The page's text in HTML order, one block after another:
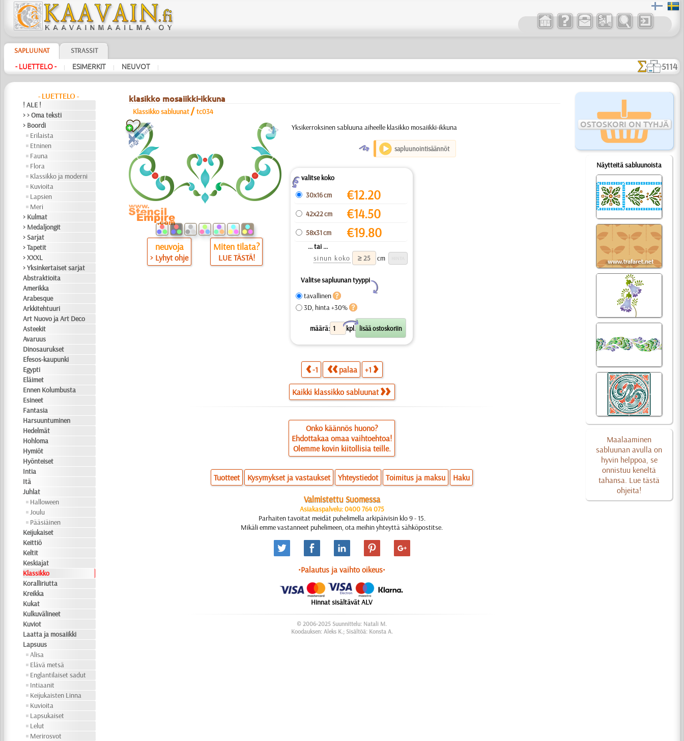
SAPLUUNAT STRASSIT
- LUETTELO - | ESIMERKIT | NEUVOT | 5114
- LUETTELO -
! ALE !
> > Oma teksti
> Boordi
Erilaista
Etninen
Fauna
Flora
Klassikko ja moderni
Kuvioita
Lapsien
Meri
> Kulmat
> Medaljongit
> Sarjat
> Tapetit
> XXXL
> Yksinkertaiset sarjat
Abstraktioita
Amerikka
Arabesque
Arkkitehtuuri
Art Nuovo ja Art Deco
Asteekit
Avaruus
Dinosaurukset
Efesos-kaupunki
Egypti
Eläimet
Ennen Kolumbusta
Esineet
Fantasia
Harsuuntuminen
Hedelmät
Hohloma
Hymiöt
Hyönteiset
Intia
Itä
Juhlat
Halloween
Joulu
Pääsiäinen
Keijukaiset
Keittiö
Keltit
Keskiajat
Klassikko
Koralliriutta
Kreikka
Kukat
Kulkuvälineet
Kuviot
Laatta ja mosaiikki
Lapsuus
Alisa
Elävä metsä
Englantilaiset sadut
Intiaanit
Keijukaisten Linna
Kuvioita
Lapsukaiset
Lelut
Merirosvot
OSTOSKORI ON TYHJÄ
Näytteitä sabluunoista
Maalaaminen
sabluunan avulla on
hyvin helppoa, se
onnistuu keneltä
tahansa. Lue tästä
ohjeita!
klasikko mosaiikki-ikkuna
Klassikko sabluunat /tc034
a
neuvoja
> Lyhyt ohje
Miten tilata?
LUE TÄSTÄ!
Yksikerroksinen sabluuna aiheelle klasikko mosaiikki-ikkuna
O sapluunointisäännöt
Zvalitse koko
30x16 cm
€12.20
42x22 cm €14.50
58x31 cm €19.80
... tai ...
sinun koko
cm
Valitse sapluunan tyyppi
Y
tavallinen
3D, hinta +30%
määrä: kpl.
X
-1 palaa +1
Kaikki klassikko sabluunat
Onko käännös huono?
Ehdottakaa omaa vaihtoehtoa!
Olemme kovin kiitollisia teille.
Tuotteet Kysymykset ja vastaukset Yhteystiedot Toimitus ja maksu Haku
Valmistettu Suomessa
Asiakaspalvelu: 0400 764 075
Parhaiten tavoitat meidät puhelimella arkipäivisin klo 9 - 15.
Mikäli emme vastanneet puhelimeen, ota meihin yhteyttä sähköpostitse.
•Palautus ja vaihto oikeus•
Hinnat sisältävät ALV
© 2006-2025 Suunnittelu: Natali M.
Koodauksen: Aleks K.; Sisältöä: Konsta A.